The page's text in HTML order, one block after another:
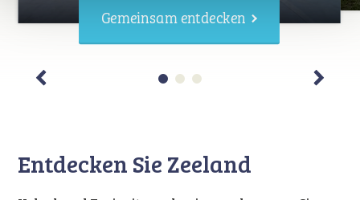
Gemeinsam entdecken
Entdecken Sie Zeeland